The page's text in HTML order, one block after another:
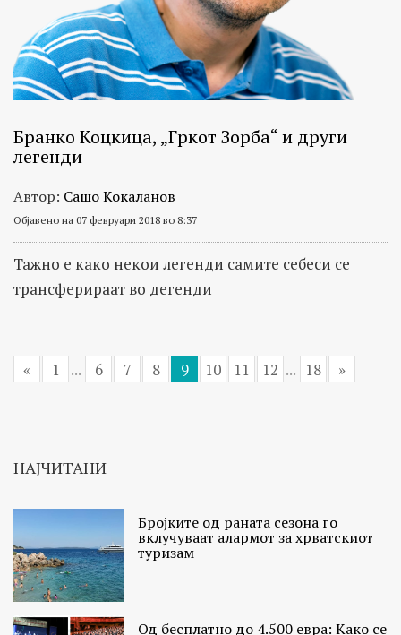
Бранко Коцкица, „Гркот Зорба“ и други
легенди
Автор: Сашо Кокаланов
Објавено на 07 февруари 2018 во 8:37
Тажно е како некои легенди самите себеси се
трансферираат во дегенди
« 1 ... 6 7 8 9 10 11 12 ... 18 »
НАЈЧИТАНИ
Бројките од раната сезона го
вклучуваат алармот за хрватскиот
туризам
Од бесплатно до 4.500 евра: Како се